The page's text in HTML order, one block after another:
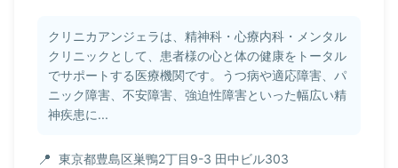
クリニカアンジェラは、精神科・心療内科・メンタル
クリニックとして、患者様の心と体の健康をトータル
でサポートする医療機関です。うつ病や適応障害、パ
ニック障害、不安障害、強迫性障害といった幅広い精
神疾患に...
東京都豊島区巣鴨2丁目9-3 田中ビル303